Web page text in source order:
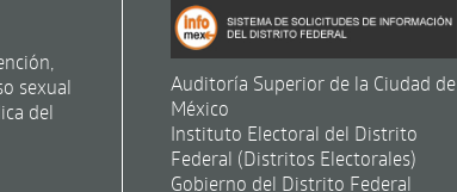
sexual
del
Auditoría Superior de la Ciudad de
México
Instituto Electoral del Distrito
Federal (Distritos Electorales)
Gobierno del Distrito Federal